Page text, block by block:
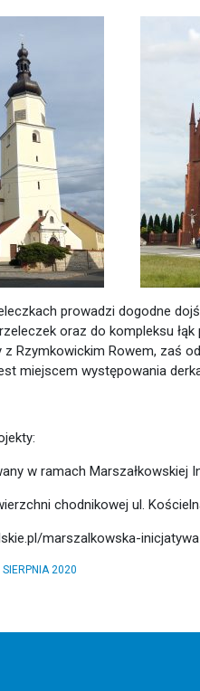
prowadzi dogodne
oraz do kompleksu
z Rzymkowickim Rowem, zaś
miejscem występowania
w ramach Marszałkowskiej
chodnikowej ul.
marszalkowska-
2020